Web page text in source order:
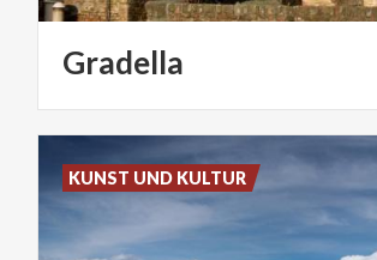
Gradella
KUNST UND KULTUR